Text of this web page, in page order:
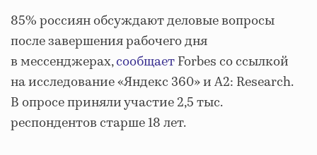
85% россиян обсуждают деловые вопросы
после завершения рабочего дня
в мессенджерах,сообщаетForbes со ссылкой
на исследование «Яндекс 360» и A2: Research.
В опросе приняли участие 2,5 тыс.
респондентов старше 18 лет.